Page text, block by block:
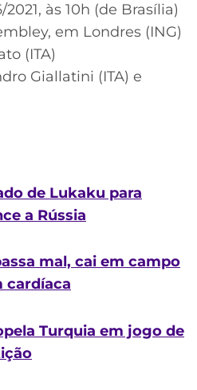
2021, às 10h (de Brasília)
em Londres (ING)
(ITA)
Giallatini (ITA) e
de Lukaku para
a Rússia
mal, cai em campo
cardíaca
Turquia em jogo de